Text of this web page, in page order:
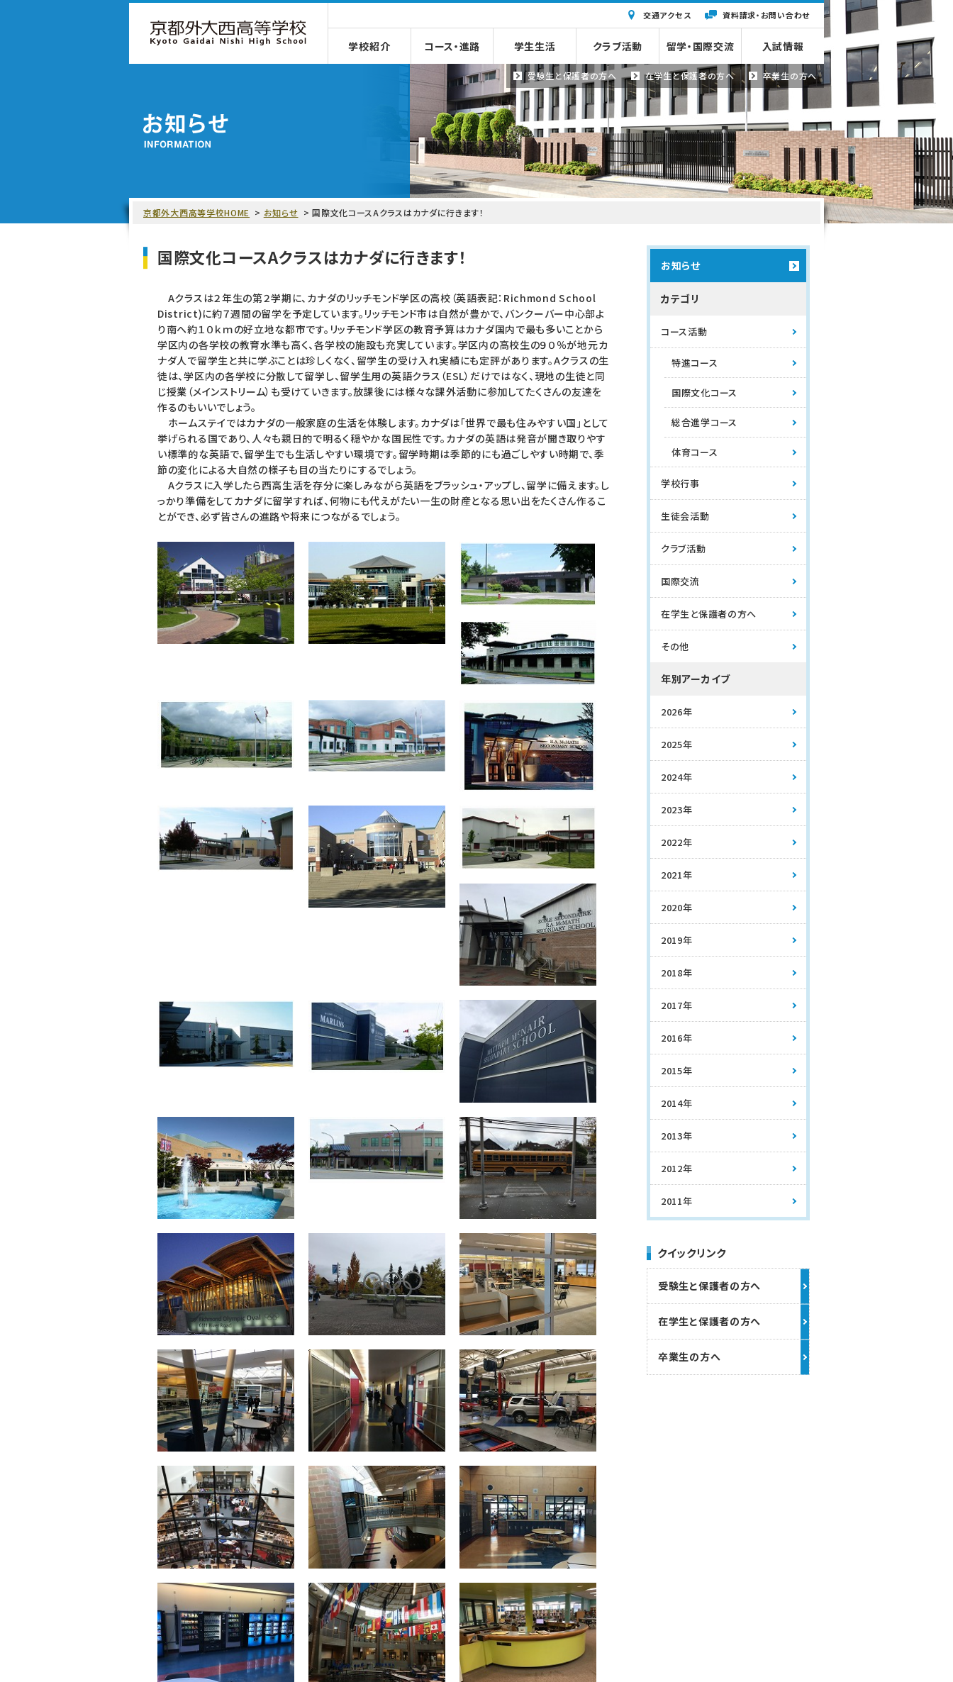
受験生と保護者の方へ 在学生と保護者の方へ 卒業生の方へ
学校紹介 コース・進路 学生生活 クラブ活動 留学・国際交流 入試情報
交通アクセス 資料請求・お問い合わせ
京都外大西高等学校HOME お知らせ 国際文化コースAクラスはカナダに行きます！
国際文化コースAクラスはカナダに行きます！
Aクラスは２年生の第２学期に、カナダのリッチモンド学区の高校（英語表記：Richmond School
District)に約７週間の留学を予定しています。リッチモンド市は自然が豊かで、バンクーバー中心部よ
り南へ約１０ｋｍの好立地な都市です。リッチモンド学区の教育予算はカナダ国内で最も多いことから
学区内の各学校の教育水準も高く、各学校の施設も充実しています。学区内の高校生の９０％が地元カ
ナダ人で留学生と共に学ぶことは珍しくなく、留学生の受け入れ実績にも定評があります。Aクラスの生
徒は、学区内の各学校に分散して留学し、留学生用の英語クラス（ESL）だけではなく、現地の生徒と同
じ授業（メインストリーム）も受けていきます。放課後には様々な課外活動に参加してたくさんの友達を
作るのもいいでしょう。
ホームステイではカナダの一般家庭の生活を体験します。カナダは「世界で最も住みやすい国」として
挙げられる国であり、人々も親日的で明るく穏やかな国民性です。カナダの英語は発音が聞き取りやす
い標準的な英語で、留学生でも生活しやすい環境です。留学時期は季節的にも過ごしやすい時期で、季
節の変化による大自然の様子も目の当たりにするでしょう。
Aクラスに入学したら西高生活を存分に楽しみながら英語をブラッシュ・アップし、留学に備えます。し
っかり準備をしてカナダに留学すれば、何物にも代えがたい一生の財産となる思い出をたくさん作るこ
とができ、必ず皆さんの進路や将来につながるでしょう。
お知らせ
カテゴリ
コース活動
特進コース
国際文化コース
総合進学コース
体育コース
学校行事
生徒会活動
クラブ活動
国際交流
在学生と保護者の方へ
その他
年別アーカイブ
2026年
2025年
2024年
2023年
2022年
2021年
2020年
2019年
2018年
2017年
2016年
2015年
2014年
2013年
2012年
2011年
クイックリンク
受験生と保護者の方へ
在学生と保護者の方へ
卒業生の方へ